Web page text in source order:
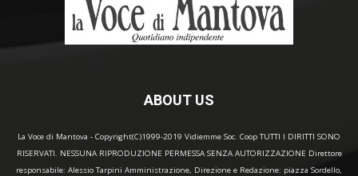
ABOUT US
La Voce di Mantova - Copyright(C)1999-2019 Vidiemme Soc. Coop TUTTI I DIRITTI SONO
RISERVATI. NESSUNA RIPRODUZIONE PERMESSA SENZA AUTORIZZAZIONE Direttore
responsabile: Alessio Tarpini Amministrazione, Direzione e Redazione: piazza Sordello,